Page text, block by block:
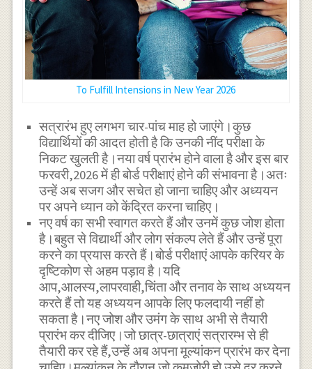
To Fulfill Intensions in New Year 2026
सत्रारंभ हुए लगभग चार-पांच माह हो जाएंगे।कुछ
विद्यार्थियों की आदत होती है कि उनकी नींद परीक्षा के
निकट खुलती है।नया वर्ष प्रारंभ होने वाला है और इस बार
फरवरी,2026 में ही बोर्ड परीक्षाएं होने की संभावना है।अतः
उन्हें अब सजग और सचेत हो जाना चाहिए और अध्ययन
पर अपने ध्यान को केंद्रित करना चाहिए।
नए वर्ष का सभी स्वागत करते हैं और उनमें कुछ जोश होता
है।बहुत से विद्यार्थी और लोग संकल्प लेते हैं और उन्हें पूरा
करने का प्रयास करते हैं।बोर्ड परीक्षाएं आपके करियर के
दृष्टिकोण से अहम पड़ाव है।यदि
आप,आलस्य,लापरवाही,चिंता और तनाव के साथ अध्ययन
करते हैं तो यह अध्ययन आपके लिए फलदायी नहीं हो
सकता है।नए जोश और उमंग के साथ अभी से तैयारी
प्रारंभ कर दीजिए।जो छात्र-छात्राएं सत्रारम्भ से ही
तैयारी कर रहे हैं,उन्हें अब अपना मूल्यांकन प्रारंभ कर देना